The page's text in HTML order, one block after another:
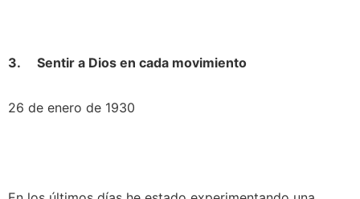
3.     Sentir a Dios en cada movimiento
26 de enero de 1930